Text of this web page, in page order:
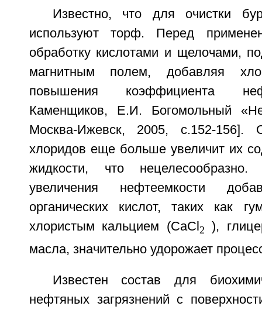
Известно, что для очистки
используют торф. Перед
обработку кислотами и щелочами,
магнитным полем, добавляя
повышения коэффициента
Каменщиков, Е.И. Богомольный
Москва-Ижевск, 2005, с.152-156].
хлоридов еще больше увеличит их
жидкости, что
увеличения нефтеемкости
органических кислот, таких как
хлористым кальцием (CaCl 2
),
масла, значительно удорожает
Известен состав для
нефтяных загрязнений с